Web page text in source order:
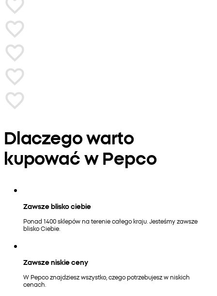
Dlaczego warto
kupować w Pepco
Zawsze blisko ciebie
Ponad 1400 sklepów na terenie całego kraju. Jesteśmy zawsze
blisko Ciebie.
Zawsze niskie ceny
W Pepco znajdziesz wszystko, czego potrzebujesz w niskich
cenach.